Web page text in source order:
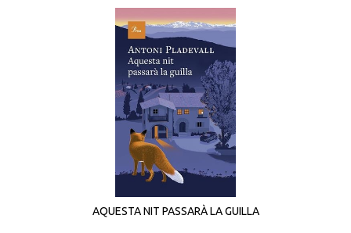
AQUESTA NIT PASSARÀ LA GUILLA